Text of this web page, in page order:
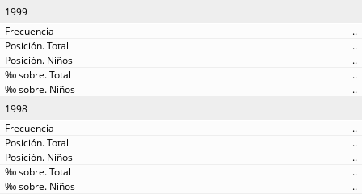
1999
..
..
..
..
..
1998
..
..
..
..
..